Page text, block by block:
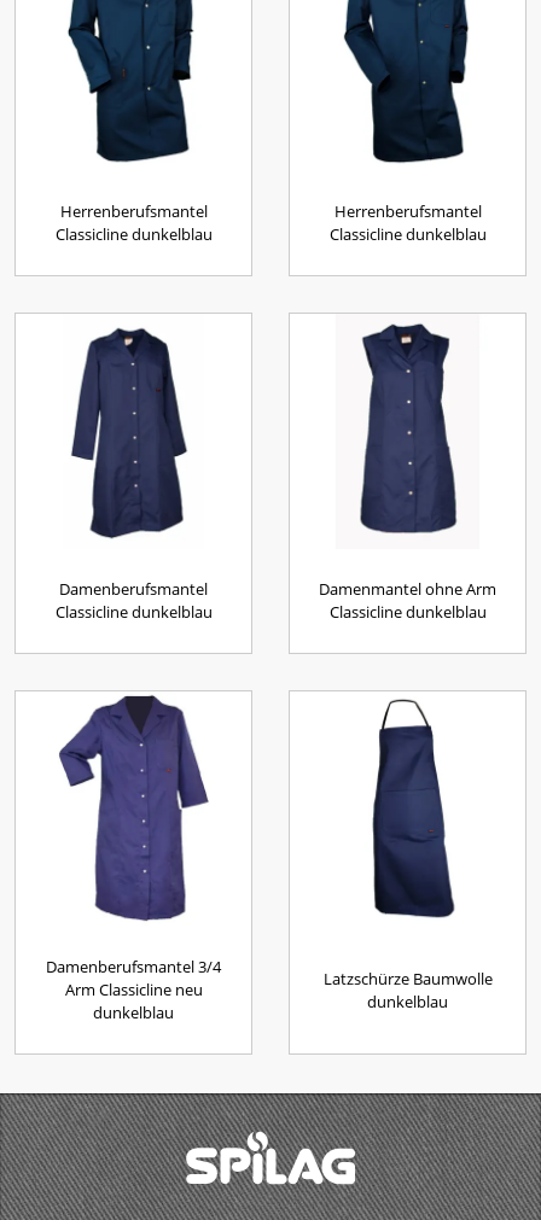
Herrenberufsmantel
Classicline dunkelblau
Herrenberufsmantel
Classicline dunkelblau
Damenberufsmantel
Classicline dunkelblau
Damenmantel ohne Arm
Classicline dunkelblau
Damenberufsmantel 3/4
Arm Classicline neu
dunkelblau
Latzschürze Baumwolle
dunkelblau